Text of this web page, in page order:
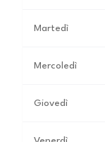
Martedì
Mercoledì
Giovedì